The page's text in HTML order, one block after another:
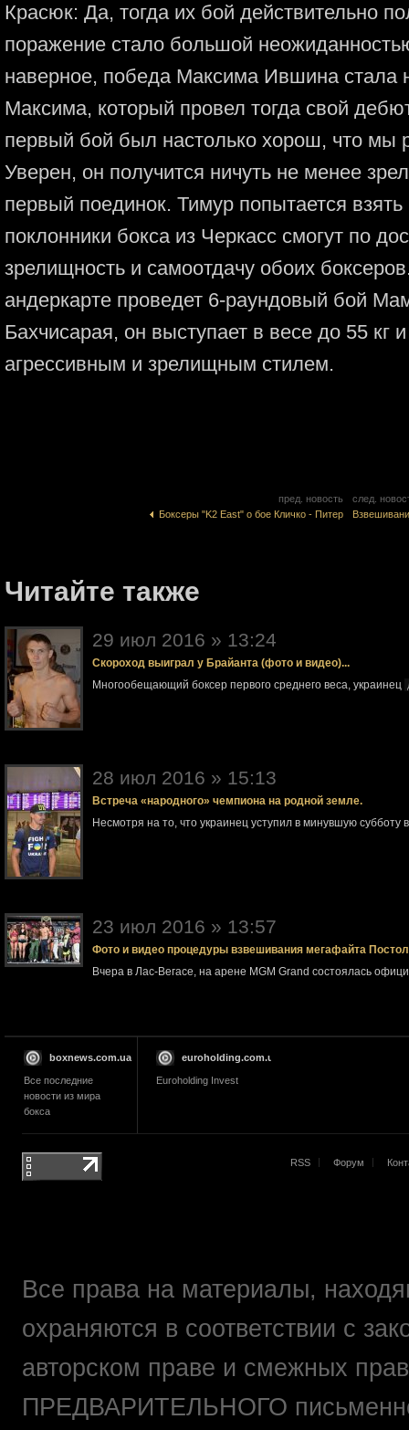
Красюк: Да, тогда их бой действительно
поражение стало большой
наверное, победа Максима Ившина стала
Максима, который провел тогда свой
первый бой был настолько хорош, что мы
Уверен, он получится ничуть не менее
первый поединок. Тимур попытается
поклонники бокса из Черкасс смогут по
зрелищность и самоотдачу обоих
андеркарте проведет 6-раундовый бой
Бахчисарая, он выступает в весе до 55 кг
агрессивным и зрелищным стилем.
пред. новость
Боксеры "K2 East" о бое Кличко - Питер
след.
Читайте также
29 июл 2016 » 13:24
Скороход выиграл у Брайанта (фото и видео)...
Многообещающий боксер первого среднего веса, украинец
28 июл 2016 » 15:13
Встреча «народного» чемпиона на родной земле.
Несмотря на то, что украинец уступил в минувшую субботу
23 июл 2016 » 13:57
Фото и видео процедуры взвешивания мегафайта
Вчера в Лас-Вегасе, на арене MGM Grand состоялась
boxnews.com.ua
Все последние
новости из мира
бокса
euroholding.com.ua
Euroholding Invest
RSS Форум
Все права на материалы,
охраняются в соответствии с
авторском праве и смежных
ПРЕДВАРИТЕЛЬНОГО